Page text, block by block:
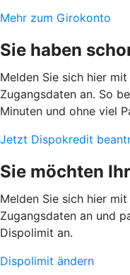
Mehr zum Girokonto
Sie haben
Melden Sie sich hier
Zugangsdaten an. So
Minuten und ohne viel
Jetzt Dispokredit
Sie möchten
Melden Sie sich hier
Zugangsdaten an und
Dispolimit an.
Dispolimit ändern